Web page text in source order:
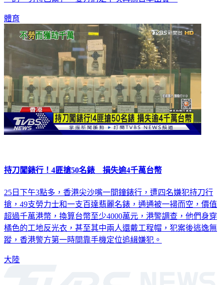
體育
持刀闖錶行！4匪搶50名錶 損失逾4千萬台幣
25日下午3點多，香港尖沙嘴一間鐘錶行，遭四名嫌犯持刀行
搶，49支勞力士和一支百達翡麗名錶，通通被一掃而空，價值
超過千萬港幣，換算台幣至少4000萬元，港警調查，他們身穿
橘色的工地反光衣，甚至其中兩人還戴工程帽，犯案後逃逸無
蹤，香港警方第一時間靠手機定位追緝嫌犯。
大陸